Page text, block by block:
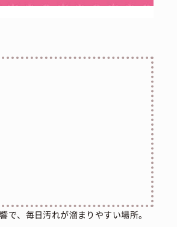
、毎日汚れが溜まりやすい場所。